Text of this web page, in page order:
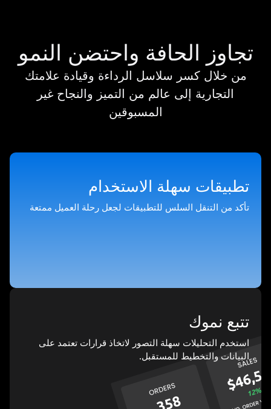
تجاوز الحافة واحتضن النمو
من خلال كسر سلاسل الرداءة وقيادة علامتك
التجارية إلى عالم من التميز والنجاح غير
المسبوقين
تطبيقات سهلة الاستخدام
تأكد من التنقل السلس للتطبيقات لجعل رحلة العميل ممتعة
تتبع نموك
استخدم التحليلات سهلة التصور لاتخاذ قرارات تعتمد على
البيانات والتخطيط للمستقبل.